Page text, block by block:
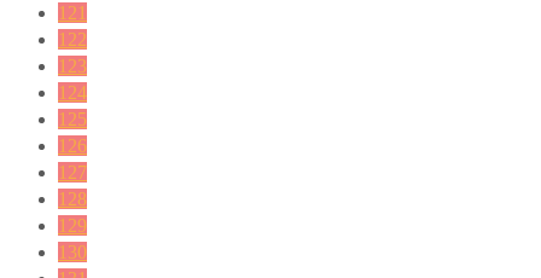
121
122
123
124
125
126
127
128
129
130